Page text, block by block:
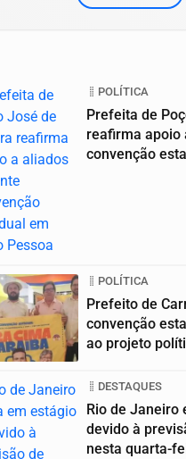
POLÍTICA
Prefeita de
reafirma apoio
convenção
POLÍTICA
Prefeito de
convenção
ao projeto
DESTAQUES
Rio de Janeiro
devido à
nesta quarta-